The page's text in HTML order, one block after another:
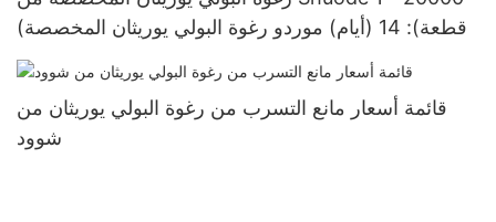
(قطعة): 14 (أيام) موردو رغوة البولي يوريثان المخصصة
قائمة أسعار مانع التسرب من رغوة البولي يوريثان من
شوود